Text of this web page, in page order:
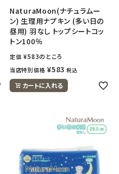
NaturaMoon(ナチュラムー
ン) 生理用ナプキン (多い日の
昼用) 羽なし トップシートコッ
トン100％
定価 ¥583のところ
当店特別価格 ¥583 税込
カートに入れる